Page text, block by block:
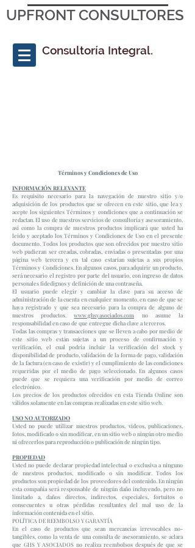
Consultoría Integral.
UPFRONT CONSULTORES
Términos y Condiciones de Uso
INFORMACIÓN RELEVANTE
Es requisito necesario para la navegación de nuestro sitio y/o
adquisición de los productos que se ofrecen en este sitio, que lea y
acepte los siguientes Términos y condiciones que a continuación se
redactan. El uso de nuestros servicios de consultoría y asesoramiento,
así como la compra de nuestros productos implicará que usted ha
leído y aceptado los Términos y Condiciones de Uso en el presente
documento. Todos los productos que son ofrecidos por nuestro sitio
web pudieran ser creadas, cobradas, enviadas o presentadas por una
página web tercera y en tal caso estarían sujetas a sus propios
Términos y Condiciones. En algunos casos, para adquirir un producto,
será necesario el registro por parte del usuario, con ingreso de datos
personales fidedignos y definición de una contraseña.
El usuario puede elegir y cambiar la clave para su acceso de
administración de la cuenta en cualquier momento, en caso de que se
haya registrado y que sea necesario para la compra de alguno de
nuestros productos.www.ghsyasociados.com no asume la
responsabilidad en caso de que entregue dicha clave a terceros.
Todas las compras y transacciones que se lleven a cabo por medio de
este sitio web están sujetas a un proceso de confirmación y
verificación, el cual podría incluir la verificación del stock y
disponibilidad de producto, validación de la forma de pago, validación
de la factura (en caso de existir) y el cumplimiento de las condiciones
requeridas por el medio de pago seleccionado. En algunos casos
puede que se requiera una verificación por medio de correo
electrónico.
Los precios de los productos ofrecidos en esta Tienda Online son
válidos solamente en las compras realizadas en este sitio web.
USO NO AUTORIZADO
Usted no puede utilizar nuestros productos, videos, publicaciones,
fotos, modificado o sin modificar, en un sitio web o ningún otro medio
ni ofrecerlos para reproducción o publicación de ningún tipo.
PROPIEDAD
Usted no puede declarar propiedad intelectual o exclusiva a ninguno
de nuestros productos, modificado o sin modificar. Todos los
productos son propiedad de los proveedores del contenido. En ningún
esta compañía será responsable de ningún daño incluyendo, pero no
limitado a, daños directos, indirectos, especiales, fortuitos o
consecuentes u otras pérdidas resultantes del mal uso de la
información contenida en el sitio.
POLÍTICA DE REEMBOLSO Y GARANTÍA
En el caso de productos que sean mercancías irrevocables no-
tangibles, como la venta de una consulta de asesoramiento, se aclara
que GHS Y ASOCIADOS no realiza reembolsos después de que se